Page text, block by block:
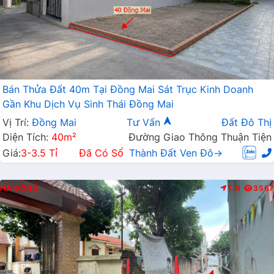
Bán Thửa Đất 40m Tại Đồng Mai Sát Trục Kinh Doanh
Gần Khu Dịch Vụ Sinh Thái Đồng Mai
Vị Trí: Đồng Mai Tư Vấn
Đất Đô Thị
Diện Tích: 40m²
Đường Giao Thông Thuận Tiện
Giá:3-3.5 Tỉ Đã Có Sổ Thành Đất Ven Đô→
HÀ ĐÔNG T.N 3567